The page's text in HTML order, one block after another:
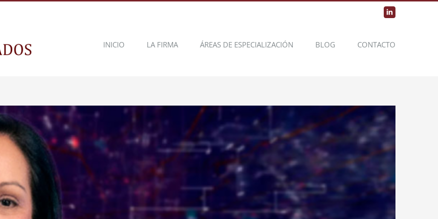
LinkedIn
INICIO LA FIRMA ÁREAS DE ESPECIALIZACIÓN BLOG CONTACTO